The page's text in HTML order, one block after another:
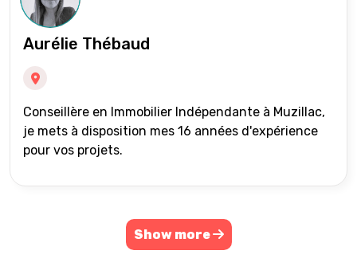
Aurélie Thébaud
Conseillère en Immobilier Indépendante à Muzillac,
je mets à disposition mes 16 années d'expérience
pour vos projets.
Show more